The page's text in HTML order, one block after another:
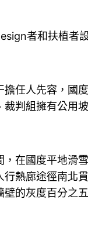
者和扶植者設
人先容，國度
判組擁有公用
國度平地滑雪
行熱廊途徑南北
壁的灰度百分之